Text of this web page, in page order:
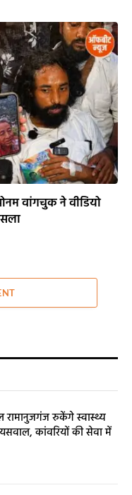
वांगचुक ने वीडियो
रुकेंगे स्वास्थ्य
कांवरियों की सेवा में